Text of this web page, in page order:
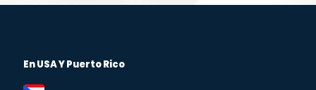
En USA Y Puerto Rico